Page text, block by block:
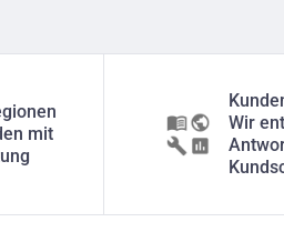
mit
Wir